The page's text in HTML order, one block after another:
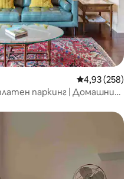
Средна
4,93 (258)
паркинг | Домашни